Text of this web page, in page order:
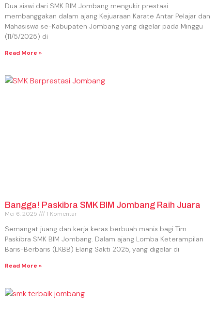
Dua siswi dari SMK BIM Jombang mengukir prestasi
membanggakan dalam ajang Kejuaraan Karate Antar Pelajar dan
Mahasiswa se-Kabupaten Jombang yang digelar pada Minggu
(11/5/2025) di
Read More »
Bangga! Paskibra SMK BIM Jombang Raih Juara
Mei 6, 2025 1 Komentar
Semangat juang dan kerja keras berbuah manis bagi Tim
Paskibra SMK BIM Jombang. Dalam ajang Lomba Keterampilan
Baris-Berbaris (LKBB) Elang Sakti 2025, yang digelar di
Read More »